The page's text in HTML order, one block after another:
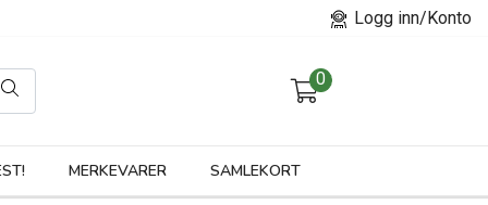
Logg inn/Konto
0
MERKEVARER SAMLEKORT